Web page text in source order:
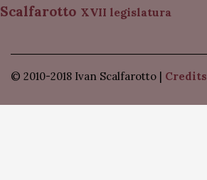
Scalfarotto XVII legislatura
© 2010-2018 Ivan Scalfarotto | Credits